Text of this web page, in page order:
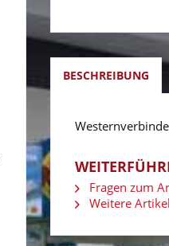
BESCHREIBUNG
Fragen zum
Weitere